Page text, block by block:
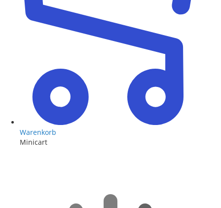
Warenkorb
Minicart